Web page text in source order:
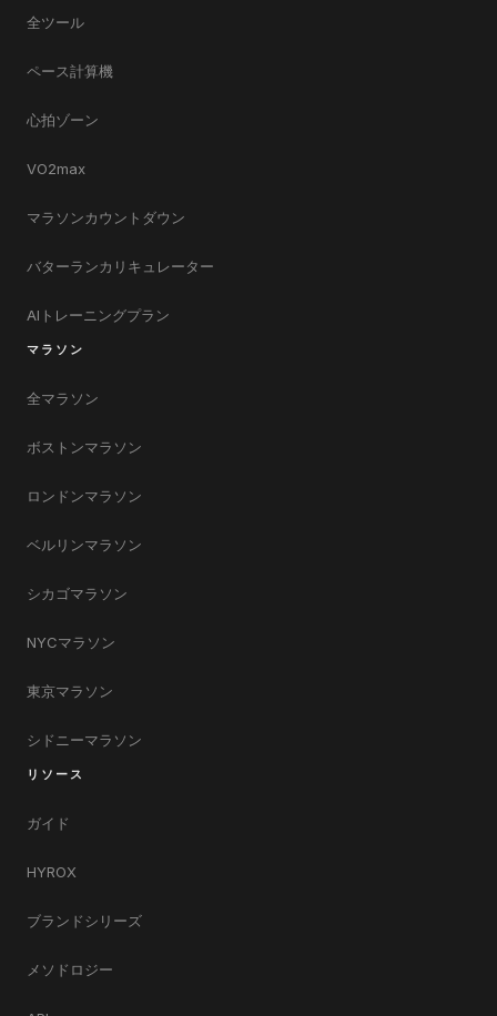
全ツール
ペース計算機
心拍ゾーン
VO2max
マラソンカウントダウン
バターランカリキュレーター
AIトレーニングプラン
マラソン
全マラソン
ボストンマラソン
ロンドンマラソン
ベルリンマラソン
シカゴマラソン
NYCマラソン
東京マラソン
シドニーマラソン
リソース
ガイド
HYROX
ブランドシリーズ
メソドロジー